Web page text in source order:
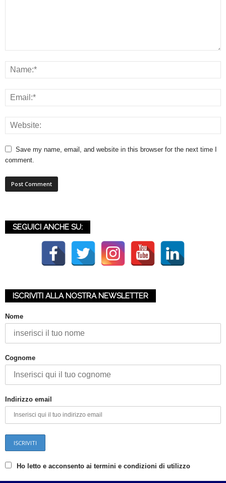
Save my name, email, and website in this browser for the next time I
comment.
SEGUICI ANCHE SU:
ISCRIVITI ALLA NOSTRA NEWSLETTER
Nome
Cognome
Indirizzo email
Ho letto e acconsento ai termini e condizioni di utilizzo